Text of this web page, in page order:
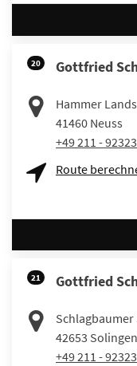
20 Gottfried
Hammer
41460 Neuss
+49 211 -
Route
21 Gottfried
Schlagbaumer
42653 Solingen
+49 211 -